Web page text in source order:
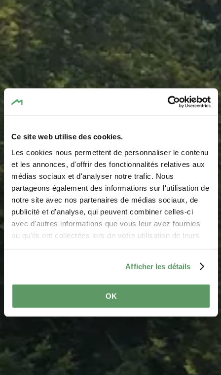
Ce site web utilise des cookies.
Les cookies nous permettent de personnaliser le contenu
et les annonces, d'offrir des fonctionnalités relatives aux
médias sociaux et d'analyser notre trafic. Nous
partageons également des informations sur l'utilisation de
notre site avec nos partenaires de médias sociaux, de
publicité et d'analyse, qui peuvent combiner celles-ci
avec d'autres informations que vous leur avez fournies
ou qu'ils ont collectées lors de votre utilisation de leurs
Afficher les détails
OK
Barbecue place
Berdorf Centre
Maartbësch
Where? 5, beim Martbusch, 6550 Berdorf